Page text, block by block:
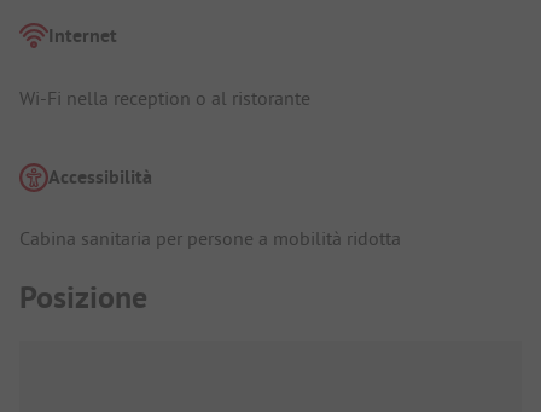
Internet
Wi-Fi nella reception o al ristorante
Accessibilità
Cabina sanitaria per persone a mobilità ridotta
Posizione